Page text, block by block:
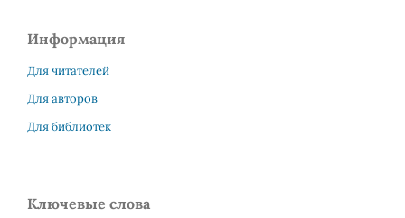
Информация
Для читателей
Для авторов
Для библиотек
Ключевые слова